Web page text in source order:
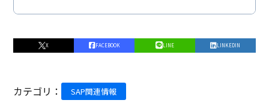
X FACEBOOK LINE LINKEDIN
カテゴリ： SAP関連情報